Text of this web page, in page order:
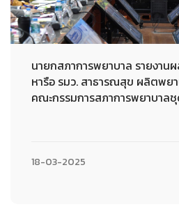
นายกสภาการพยาบาล รายงาน
หารือ รมว. สาธารณสุข ผลิตพย
คณะกรรมการสภาการพยาบาล
18-03-2025